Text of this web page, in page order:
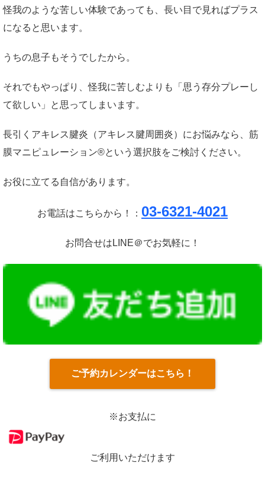
怪我のような苦しい体験であっても、長い目で見ればプラス
になると思います。
うちの息子もそうでしたから。
それでもやっぱり、怪我に苦しむよりも「思う存分プレーし
て欲しい」と思ってしまいます。
長引くアキレス腱炎（アキレス腱周囲炎）にお悩みなら、筋
膜マニピュレーション®という選択肢をご検討ください。
お役に立てる自信があります。
お電話はこちらから！： 03-6321-4021
お問合せはLINE＠でお気軽に！
ご予約カレンダーはこちら！
※お支払に
ご利用いただけます